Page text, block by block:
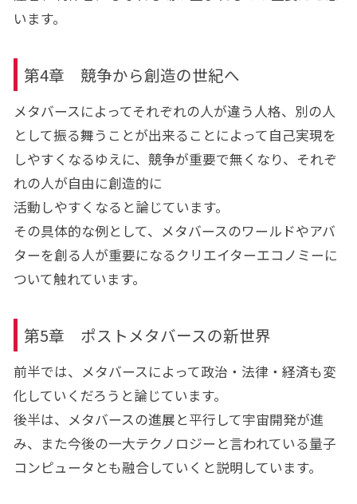
います。
第4章 競争から創造の世紀へ
メタバースによってそれぞれの人が違う人格、別の人
として振る舞うことが出来ることによって自己実現を
しやすくなるゆえに、競争が重要で無くなり、それぞ
れの人が自由に創造的に
活動しやすくなると論じています。
その具体的な例として、メタバースのワールドやアバ
ターを創る人が重要になるクリエイターエコノミーに
ついて触れています。
第5章 ポストメタバースの新世界
前半では、メタバースによって政治・法律・経済も変
化していくだろうと論じています。
後半は、メタバースの進展と平行して宇宙開発が進
み、また今後の一大テクノロジーと言われている量子
コンピュータとも融合していくと説明しています。